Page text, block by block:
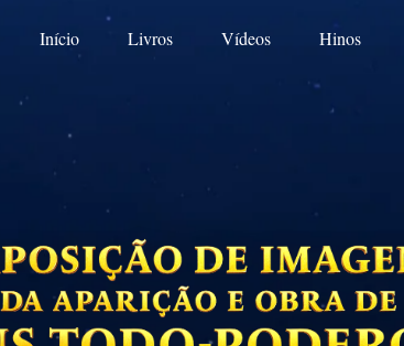
Início Livros Vídeos Hinos